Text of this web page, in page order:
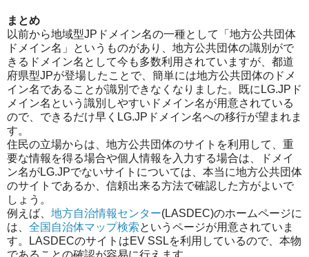
まとめ
以前から地域型JPドメイン名の一種として「地方公共団体
ドメイン名」というものがあり、地方公共団体の識別がで
きるドメイン名として今も多数利用されていますが、都道
府県型JPが登場したことで、簡単には地方公共団体のドメ
イン名であることが識別できなくなりました。既にLG.JPド
メイン名という識別しやすいドメイン名が用意されている
ので、できるだけ早くLG.JPドメイン名への移行が望まれま
す。
住民の立場からは、地方公共団体のサイトを利用して、重
要な情報を得る場合や個人情報を入力する場合は、ドメイ
ン名がLG.JPでないサイトについては、本当に地方公共団体
のサイトであるか、信頼出来る方法で確認した方がよいで
しょう。
例えば、 地方自治情報センター(LASDEC)のホームページに
は、 全国自治体マップ検索というページが用意されていま
す。LASDECのサイトはEV SSLを利用しているので、本物
であることの確認が容易に行えます。